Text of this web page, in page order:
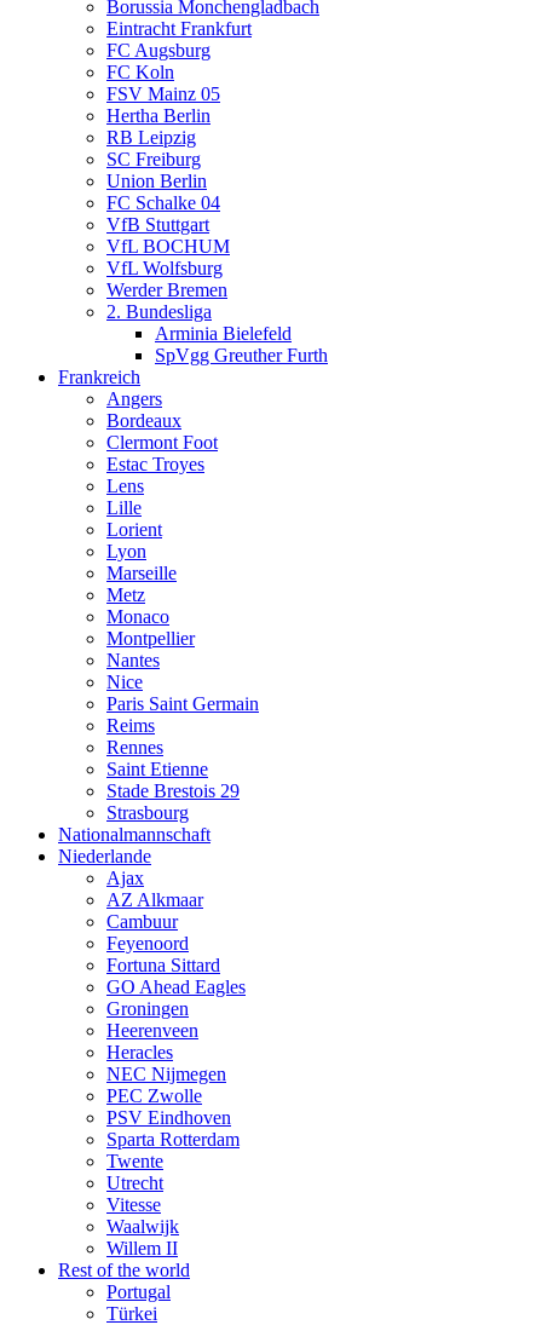
Borussia Monchengladbach
Eintracht Frankfurt
FC Augsburg
FC Koln
FSV Mainz 05
Hertha Berlin
RB Leipzig
SC Freiburg
Union Berlin
FC Schalke 04
VfB Stuttgart
VfL BOCHUM
VfL Wolfsburg
Werder Bremen
2. Bundesliga
Arminia Bielefeld
SpVgg Greuther Furth
Frankreich
Angers
Bordeaux
Clermont Foot
Estac Troyes
Lens
Lille
Lorient
Lyon
Marseille
Metz
Monaco
Montpellier
Nantes
Nice
Paris Saint Germain
Reims
Rennes
Saint Etienne
Stade Brestois 29
Strasbourg
Nationalmannschaft
Niederlande
Ajax
AZ Alkmaar
Cambuur
Feyenoord
Fortuna Sittard
GO Ahead Eagles
Groningen
Heerenveen
Heracles
NEC Nijmegen
PEC Zwolle
PSV Eindhoven
Sparta Rotterdam
Twente
Utrecht
Vitesse
Waalwijk
Willem II
Rest of the world
Portugal
Türkei